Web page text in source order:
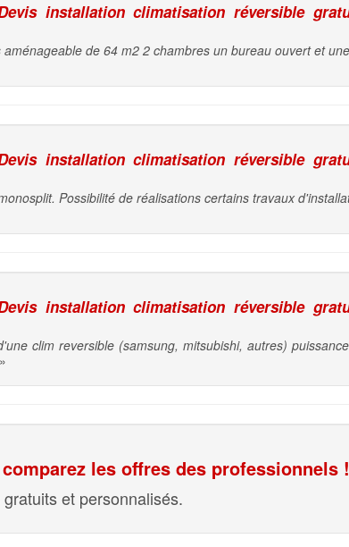
installation climatisation réversible
de 64 m2 2 chambres un bureau ouvert et
installation climatisation réversible
Possibilité de réalisations certains travaux
installation climatisation réversible
clim reversible (samsung, mitsubishi, autres)
»
les offres des professionnels !
et personnalisés.